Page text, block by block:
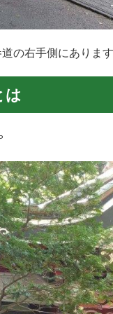
の右手側にありま
は